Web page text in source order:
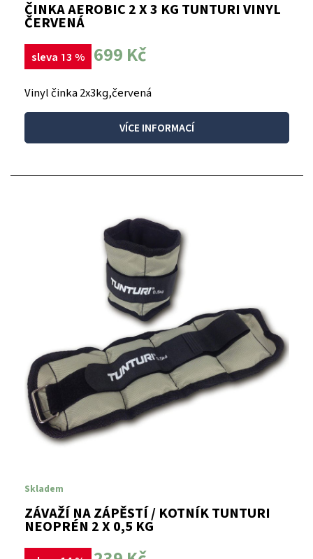
ČINKA AEROBIC 2 X 3 KG TUNTURI VINYL
ČERVENÁ
sleva 13 % 699 Kč
Vinyl činka 2x3kg,červená
VÍCE INFORMACÍ
Skladem
ZÁVAŽÍ NA ZÁPĚSTÍ / KOTNÍK TUNTURI
NEOPRÉN 2 X 0,5 KG